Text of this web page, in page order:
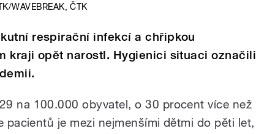
WAVEBREAK,ČTK
respirační infekcí a chřipkou
kraji opět narostl. Hygienici situaci označili
na 100.000 obyvatel, o 30 procent více než
pacientů je mezi nejmenšími dětmi do pěti let,